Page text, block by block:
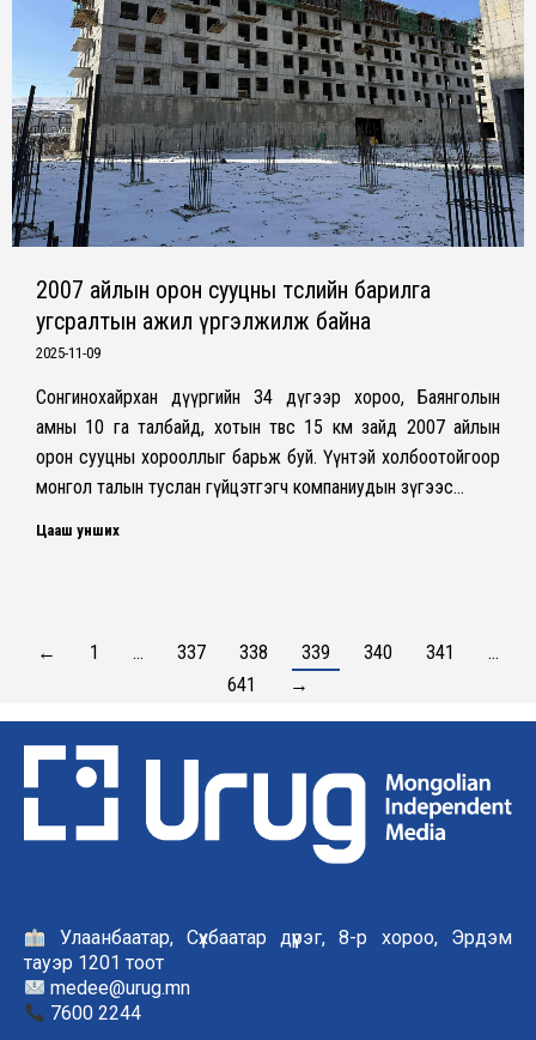
2007 айлын орон сууцны төслийн барилга
угсралтын ажил үргэлжилж байна
2025-11-09
Сонгинохайрхан дүүргийн 34 дүгээр хороо, Баянголын
амны 10 га талбайд, хотын төвөөс 15 км зайд 2007 айлын
орон сууцны хорооллыг барьж буй. Үүнтэй холбоотойгоор
монгол талын туслан гүйцэтгэгч компаниудын зүгээс…
Цааш унших
← 1 … 337 338 339 340 341
…
641
→
Улаанбаатар, Сүхбаатар дүүрэг, 8-р хороо, Эрдэм
тауэр 1201 тоот
medee@urug.mn
7600 2244